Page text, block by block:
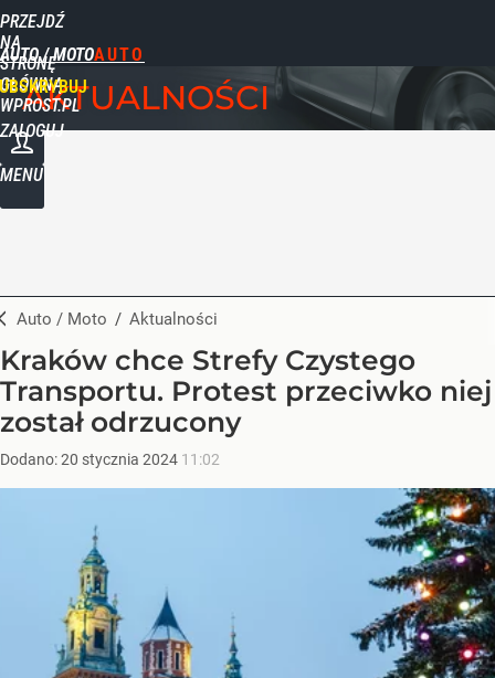
PRZEJDŹ
NA
STRONĘ
GŁÓWNĄ
WPROST.PL
AUTO / MOTO
ZALOGUJ
MENU
AKTUALNOŚCI
Auto / Moto / Aktualności
Kraków chce Strefy Czystego
Transportu. Protest przeciwko niej
został odrzucony
Dodano:20 stycznia 2024 11:02